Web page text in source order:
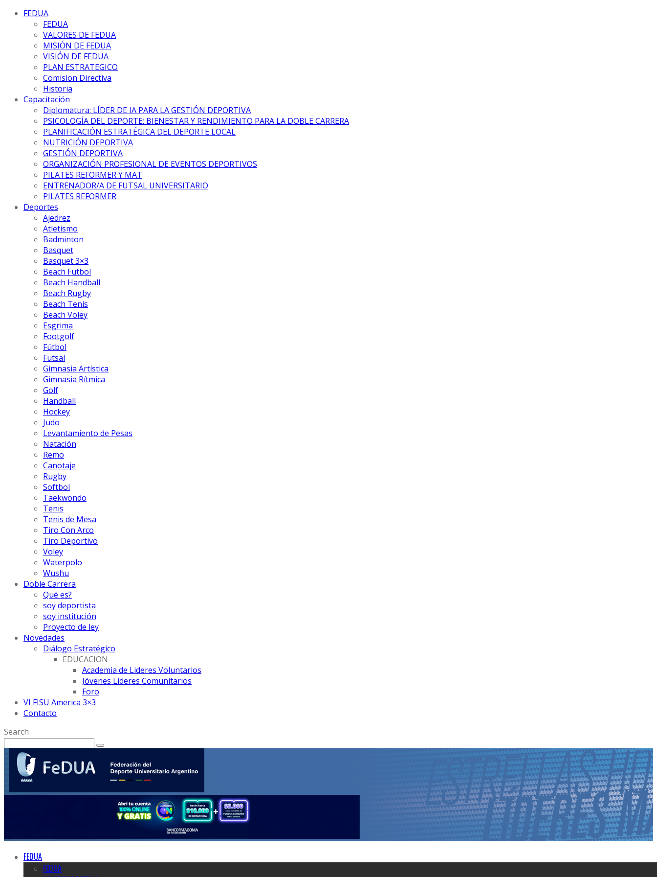
FEDUA
FEDUA
VALORES DE FEDUA
MISIÓN DE FEDUA
VISIÓN DE FEDUA
PLAN ESTRATEGICO
Comision Directiva
Historia
Capacitación
Diplomatura: LÍDER DE IA PARA LA GESTIÓN DEPORTIVA
PSICOLOGÍA DEL DEPORTE: BIENESTAR Y RENDIMIENTO PARA LA DOBLE CARRERA
PLANIFICACIÓN ESTRATÉGICA DEL DEPORTE LOCAL
NUTRICIÓN DEPORTIVA
GESTIÓN DEPORTIVA
ORGANIZACIÓN PROFESIONAL DE EVENTOS DEPORTIVOS
PILATES REFORMER Y MAT
ENTRENADOR/A DE FUTSAL UNIVERSITARIO
PILATES REFORMER
Deportes
Ajedrez
Atletismo
Badminton
Basquet
Basquet 3×3
Beach Futbol
Beach Handball
Beach Rugby
Beach Tenis
Beach Voley
Esgrima
Footgolf
Fútbol
Futsal
Gimnasia Artística
Gimnasia Rítmica
Golf
Handball
Hockey
Judo
Levantamiento de Pesas
Natación
Remo
Canotaje
Rugby
Softbol
Taekwondo
Tenis
Tenis de Mesa
Tiro Con Arco
Tiro Deportivo
Voley
Waterpolo
Wushu
Doble Carrera
Qué es?
soy deportista
soy institución
Proyecto de ley
Novedades
Diálogo Estratégico
EDUCACION
Academia de Lideres Voluntarios
Jóvenes Lideres Comunitarios
Foro
VI FISU America 3×3
Contacto
Search
FEDUA
FEDUA